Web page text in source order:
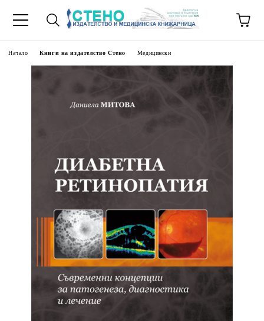
Начало Книги на издателство Стено Медицински